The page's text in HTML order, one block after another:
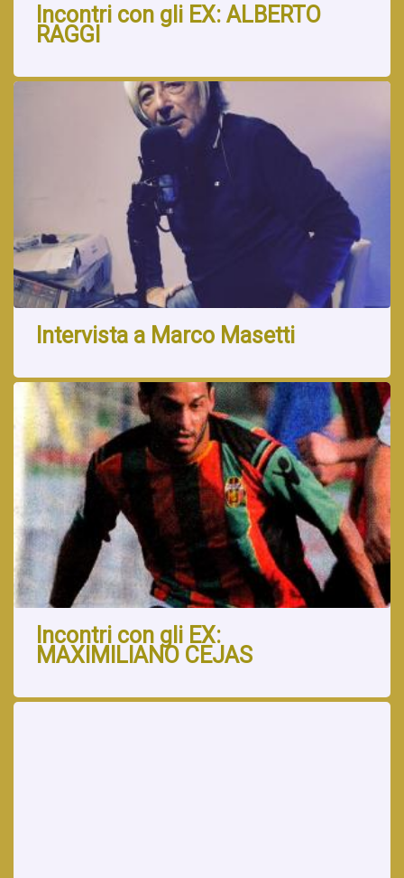
Incontri con gli EX: ALBERTO
RAGGI
Intervista a Marco Masetti
Incontri con gli EX:
MAXIMILIANO CEJAS